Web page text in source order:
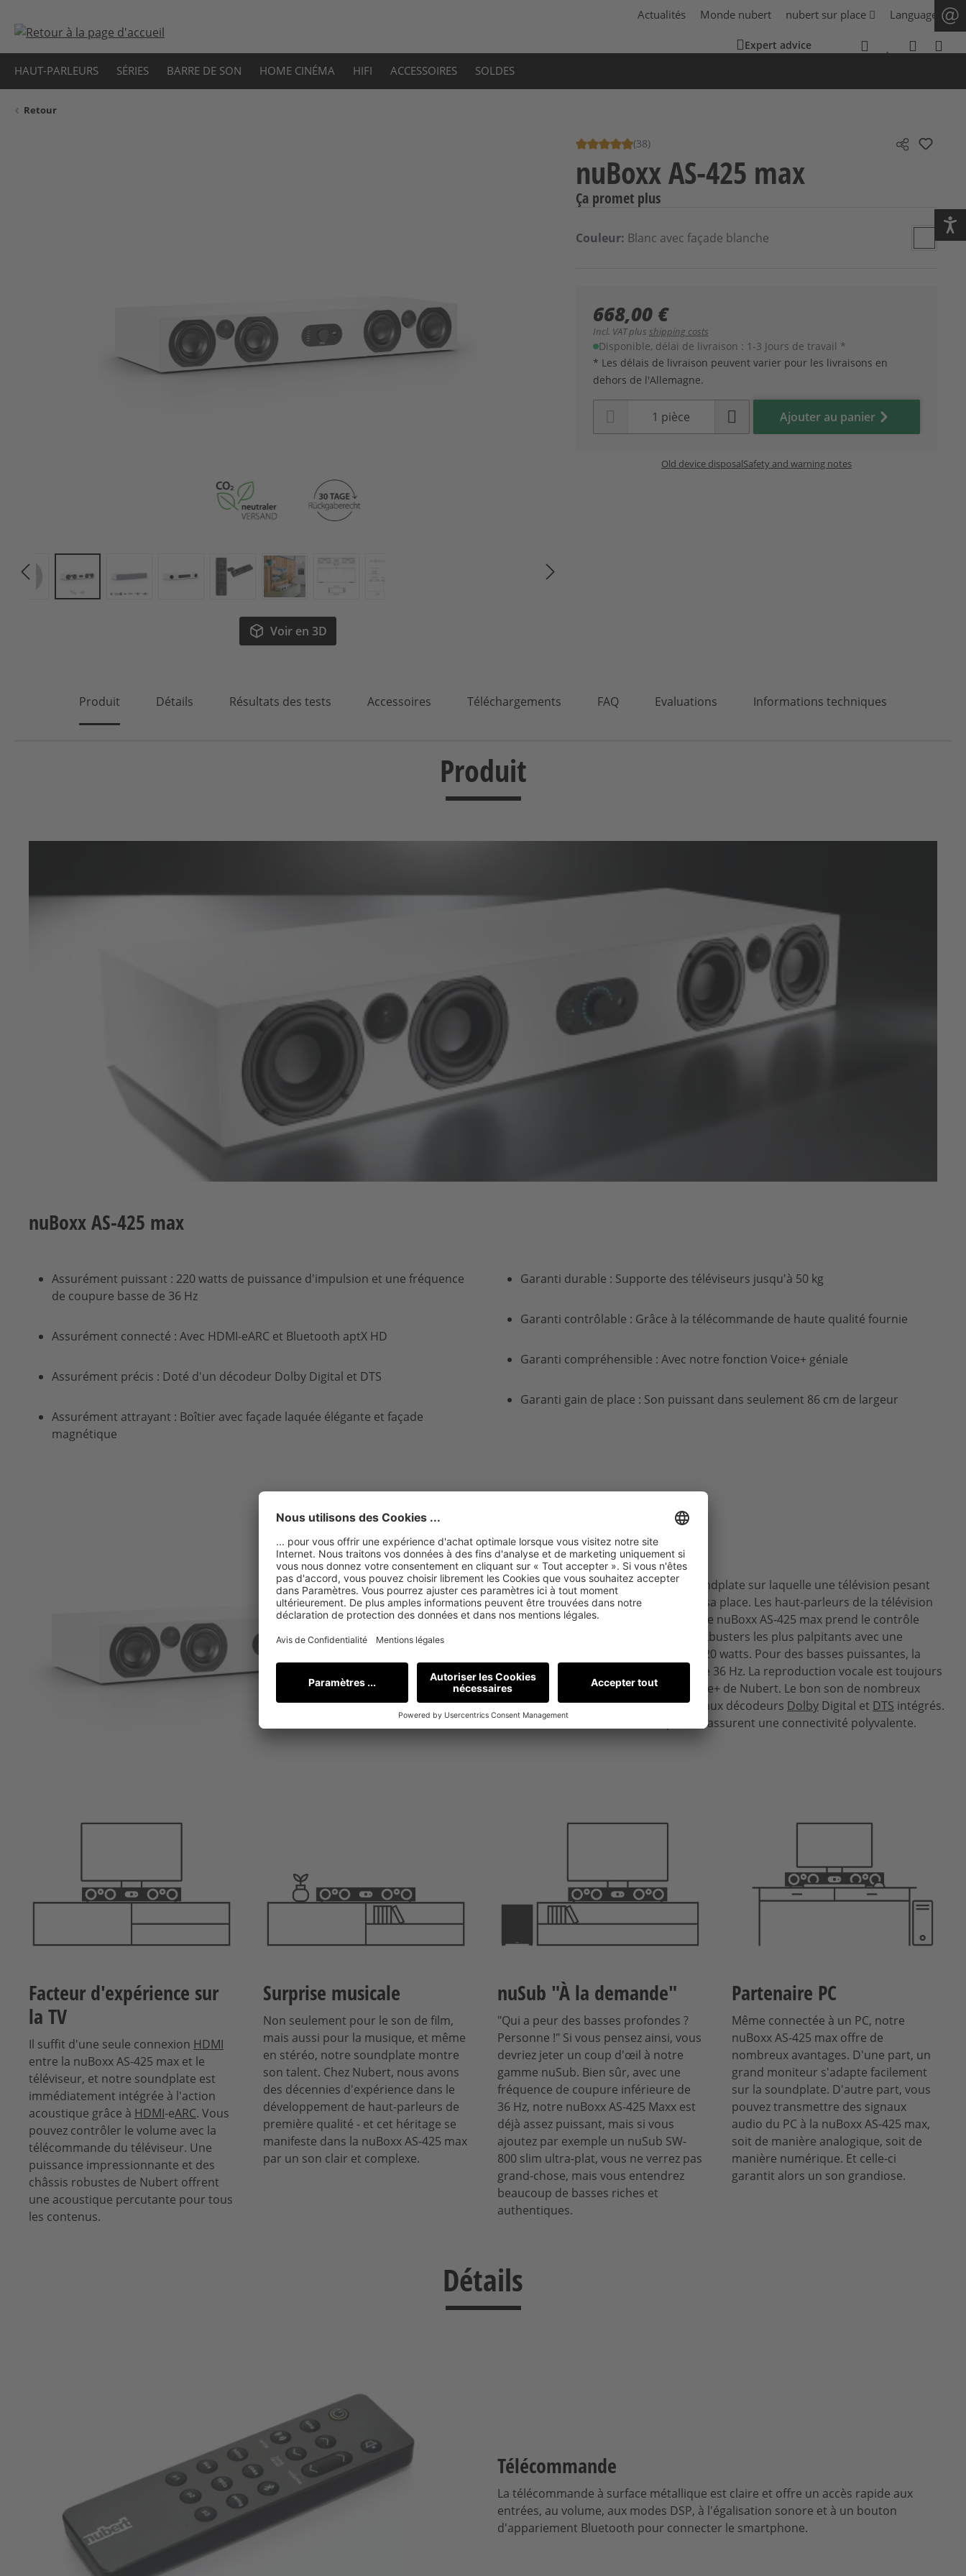
Actualités Monde nubert nubert sur place Language
Expert advice
HAUT-PARLEURS SÉRIES BARRE DE SON HOME CINÉMA HIFI ACCESSOIRES SOLDES
Retour
Voir en 3D
Note moyenne de 4.93 sur 5 étoiles
(38) Share
nuBoxx AS-425 max
Ça promet plus
SélectionnezCouleur
Couleur: Blanc avec façade blanche
Blanc
668,00 €
Incl. VAT plus shipping costs
Disponible, délai de livraison : 1-3 Jours de travail *
* Les délais de livraison peuvent varier pour les livraisons en
dehors de l'Allemagne.
Ajouter au panier
Old device disposalSafety and warning notes
Produit Détails Résultats des tests Accessoires Téléchargements FAQ Evaluations Informations techniques
Produit
nuBoxx AS-425 max
Assurément puissant : 220 watts de puissance d'impulsion et une fréquence
de coupure basse de 36 Hz
Assurément connecté : Avec HDMI-eARC et Bluetooth aptX HD
Assurément précis : Doté d'un décodeur Dolby Digital et DTS
Assurément attrayant : Boîtier avec façade laquée élégante et façade
magnétique
Garanti durable : Supporte des téléviseurs jusqu'à 50 kg
Garanti contrôlable : Grâce à la télécommande de haute qualité fournie
Garanti compréhensible : Avec notre fonction Voice+ géniale
Garanti gain de place : Son puissant dans seulement 86 cm de largeur
Toujours juste.
Notre nuBoxx AS-425 max est une soundplate sur laquelle une télévision pesant
jusqu'à 50 kg trouve confortablement sa place. Les haut-parleurs de la télévision
peuvent prendre leur retraite, car notre nuBoxx AS-425 max prend le contrôle
acoustique et alimente même les blockbusters les plus palpitants avec une
puissance d'impulsion allant jusqu'à 220 watts. Pour des basses puissantes, la
fréquence de coupure inférieure est de 36 Hz. La reproduction vocale est toujours
claire grâce à la fonction exclusive Voice+ de Nubert. Le bon son de nombreux
contenus est également assuré grâce aux décodeurs Dolby Digital et DTS intégrés.
HDMI-eARCet Bluetooth avec aptX HD assurent une connectivité polyvalente.
Facteur d'expérience sur
la TV
Il suffit d'une seule connexion HDMI
entre la nuBoxx AS-425 max et le
téléviseur, et notre soundplate est
immédiatement intégrée à l'action
acoustique grâce à HDMI-eARC. Vous
pouvez contrôler le volume avec la
télécommande du téléviseur. Une
puissance impressionnante et des
châssis robustes de Nubert offrent
une acoustique percutante pour tous
les contenus.
Surprise musicale
Non seulement pour le son de film,
mais aussi pour la musique, et même
en stéréo, notre soundplate montre
son talent. Chez Nubert, nous avons
des décennies d'expérience dans le
développement de haut-parleurs de
première qualité - et cet héritage se
manifeste dans la nuBoxx AS-425 max
par un son clair et complexe.
nuSub "À la demande"
"Qui a peur des basses profondes ?
Personne !" Si vous pensez ainsi, vous
devriez jeter un coup d'œil à notre
gamme nuSub. Bien sûr, avec une
fréquence de coupure inférieure de
36 Hz, notre nuBoxx AS-425 Maxx est
déjà assez puissant, mais si vous
ajoutez par exemple un nuSub SW-
800 slim ultra-plat, vous ne verrez pas
grand-chose, mais vous entendrez
beaucoup de basses riches et
authentiques.
Partenaire PC
Même connectée à un PC, notre
nuBoxx AS-425 max offre de
nombreux avantages. D'une part, un
grand moniteur s'adapte facilement
sur la soundplate. D'autre part, vous
pouvez transmettre des signaux
audio du PC à la nuBoxx AS-425 max,
soit de manière analogique, soit de
manière numérique. Et celle-ci
garantit alors un son grandiose.
Détails
Télécommande
La télécommande à surface métallique est claire et offre un accès rapide aux
entrées, au volume, aux modes DSP, à l'égalisation sonore et à un bouton
d'appariement Bluetooth pour connecter le smartphone.